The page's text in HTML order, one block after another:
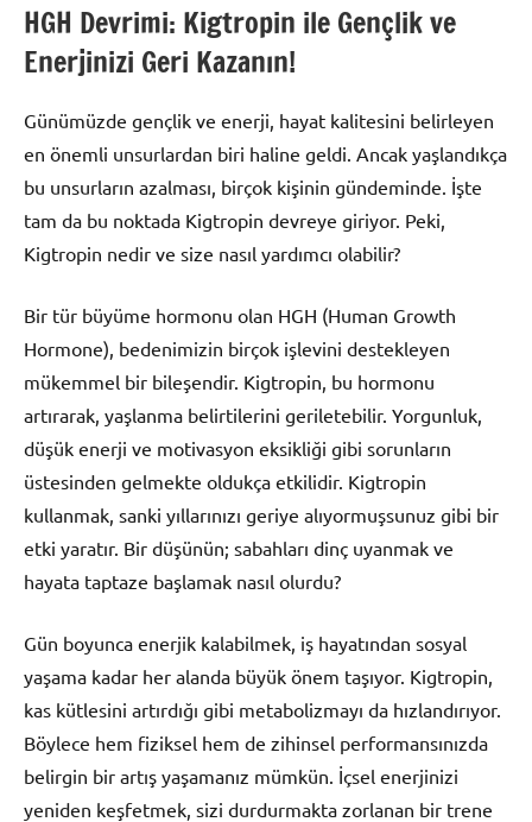
HGH Devrimi: Kigtropin ile Gençlik ve
Enerjinizi Geri Kazanın!
Günümüzde gençlik ve enerji, hayat kalitesini belirleyen
en önemli unsurlardan biri haline geldi. Ancak yaşlandıkça
bu unsurların azalması, birçok kişinin gündeminde. İşte
tam da bu noktada Kigtropin devreye giriyor. Peki,
Kigtropin nedir ve size nasıl yardımcı olabilir?
Bir tür büyüme hormonu olan HGH (Human Growth
Hormone), bedenimizin birçok işlevini destekleyen
mükemmel bir bileşendir. Kigtropin, bu hormonu
artırarak, yaşlanma belirtilerini geriletebilir. Yorgunluk,
düşük enerji ve motivasyon eksikliği gibi sorunların
üstesinden gelmekte oldukça etkilidir. Kigtropin
kullanmak, sanki yıllarınızı geriye alıyormuşsunuz gibi bir
etki yaratır. Bir düşünün; sabahları dinç uyanmak ve
hayata taptaze başlamak nasıl olurdu?
Gün boyunca enerjik kalabilmek, iş hayatından sosyal
yaşama kadar her alanda büyük önem taşıyor. Kigtropin,
kas kütlesini artırdığı gibi metabolizmayı da hızlandırıyor.
Böylece hem fiziksel hem de zihinsel performansınızda
belirgin bir artış yaşamanız mümkün. İçsel enerjinizi
yeniden keşfetmek, sizi durdurmakta zorlanan bir trene